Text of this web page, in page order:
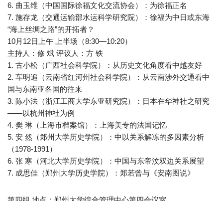
6. 曲玉维（中国国际徐福文化交流协会）：为徐福正名
7. 施存龙（交通运输部水运科学研究院）：徐福为中日或东海
“海上丝绸之路”的开拓者？
10月12日上午 上半场（8:30—10:20）
主持人：修 斌 评议人：方 铁
1. 古小松（广西社会科学院）：从历史文化角度看中越友好
2. 车明追（云南省红河州社会科学院）：从云南涉外交通看中
国与东南亚各国的往来
3. 陈小法（浙江工商大学东亚研究院）：日本在华神社之研究
——以杭州神社为例
4. 樊 琳（上海市档案馆）：上海美专的法国记忆
5. 安 然（郑州大学历史学院）：中以关系解冻的多因素分析
（1978-1991）
6. 张 寒（河北大学历史学院）：中国与东帝汶双边关系展望
7. 成思佳（郑州大学历史学院）：郑若曾与《安南图说》